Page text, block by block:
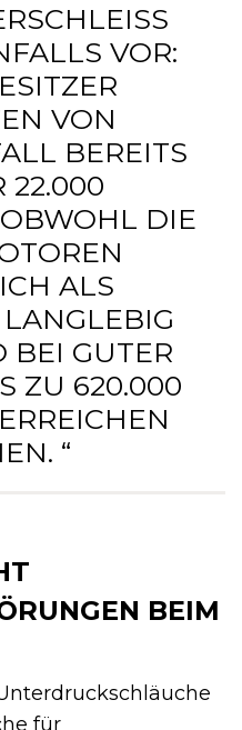
K
VOR: E
B
VON T
BEREITS B
K
DIE 3
E
ALS B
G
GUTER W
620.000 K
K
“
BEIM
für